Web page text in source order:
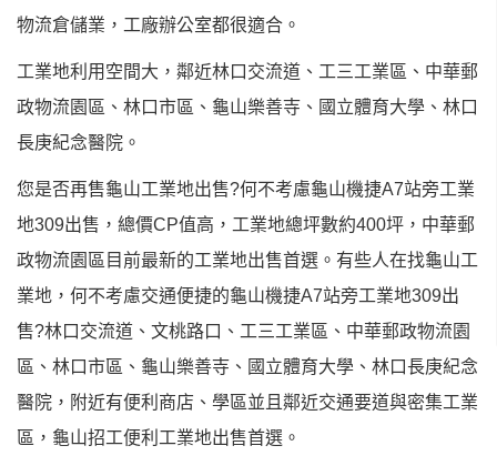
物流倉儲業，工廠辦公室都很適合。
工業地利用空間大，鄰近林口交流道、工三工業區、中華郵
政物流園區、林口市區、龜山樂善寺、國立體育大學、林口
長庚紀念醫院。
您是否再售龜山工業地出售?何不考慮龜山機捷A7站旁工業
地309出售，總價CP值高，工業地總坪數約400坪，中華郵
政物流園區目前最新的工業地出售首選。有些人在找龜山工
業地，何不考慮交通便捷的龜山機捷A7站旁工業地309出
售?林口交流道、文桃路口、工三工業區、中華郵政物流園
區、林口市區、龜山樂善寺、國立體育大學、林口長庚紀念
醫院，附近有便利商店、學區並且鄰近交通要道與密集工業
區，龜山招工便利工業地出售首選。